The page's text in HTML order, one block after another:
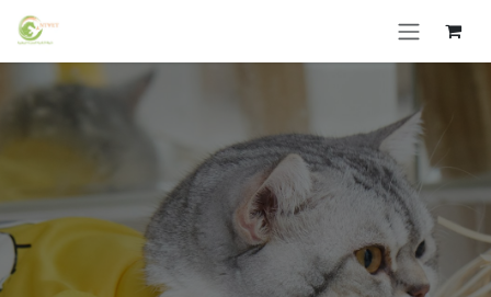
Skip to Content